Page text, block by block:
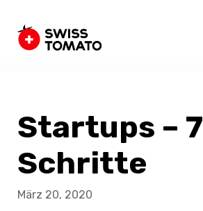
Startups – 7
Schritte
März 20, 2020